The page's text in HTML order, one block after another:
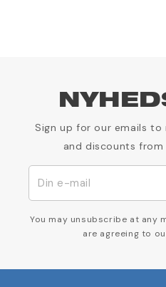
Sign up for our emails to
and discounts
You may unsubscribe at any
are agreeing to